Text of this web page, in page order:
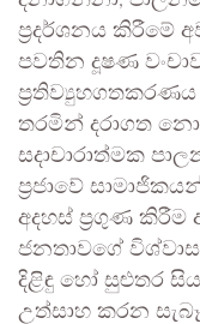
ප්‍රදර්ශනය කිරීමේ
පවතින දූෂණ
තරමින් දරාගත
සදාචාරාත්මක
ප්‍රජාවේ
අදහස් ප්‍රගුණ කිරීම
ජනතාවගේ
දිළිඳු හෝ සුළුතර
උත්සාහ කරන